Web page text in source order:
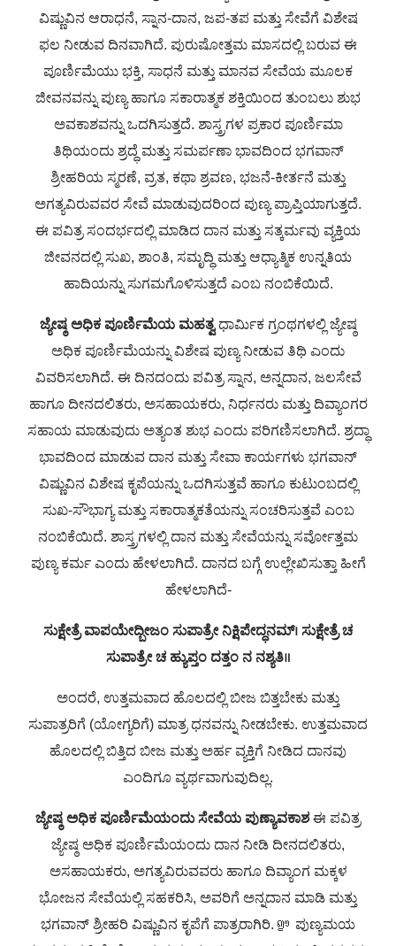
ವಿಷ್ಣುವಿನ ಆರಾಧನೆ, ಸ್ನಾನ-ದಾನ, ಜಪ-ತಪ ಮತ್ತು ಸೇವೆಗೆ ವಿಶೇಷ
ಫಲ ನೀಡುವ ದಿನವಾಗಿದೆ. ಪುರುಷೋತ್ತಮ ಮಾಸದಲ್ಲಿ ಬರುವ ಈ
ಪೂರ್ಣಿಮೆಯು ಭಕ್ತಿ, ಸಾಧನೆ ಮತ್ತು ಮಾನವ ಸೇವೆಯ ಮೂಲಕ
ಜೀವನವನ್ನು ಪುಣ್ಯ ಹಾಗೂ ಸಕಾರಾತ್ಮಕ ಶಕ್ತಿಯಿಂದ ತುಂಬಲು ಶುಭ
ಅವಕಾಶವನ್ನು ಒದಗಿಸುತ್ತದೆ. ಶಾಸ್ತ್ರಗಳ ಪ್ರಕಾರ ಪೂರ್ಣಿಮಾ
ತಿಥಿಯಂದು ಶ್ರದ್ಧೆ ಮತ್ತು ಸಮರ್ಪಣಾ ಭಾವದಿಂದ ಭಗವಾನ್
ಶ್ರೀಹರಿಯ ಸ್ಮರಣೆ, ವ್ರತ, ಕಥಾ ಶ್ರವಣ, ಭಜನೆ-ಕೀರ್ತನೆ ಮತ್ತು
ಅಗತ್ಯವಿರುವವರ ಸೇವೆ ಮಾಡುವುದರಿಂದ ಪುಣ್ಯ ಪ್ರಾಪ್ತಿಯಾಗುತ್ತದೆ.
ಈ ಪವಿತ್ರ ಸಂದರ್ಭದಲ್ಲಿ ಮಾಡಿದ ದಾನ ಮತ್ತು ಸತ್ಕರ್ಮವು ವ್ಯಕ್ತಿಯ
ಜೀವನದಲ್ಲಿ ಸುಖ, ಶಾಂತಿ, ಸಮೃದ್ಧಿ ಮತ್ತು ಆಧ್ಯಾತ್ಮಿಕ ಉನ್ನತಿಯ
ಹಾದಿಯನ್ನು ಸುಗಮಗೊಳಿಸುತ್ತದೆ ಎಂಬ ನಂಬಿಕೆಯಿದೆ.
ಜ್ಯೇಷ್ಠ ಅಧಿಕ ಪೂರ್ಣಿಮೆಯ ಮಹತ್ವಧಾರ್ಮಿಕ ಗ್ರಂಥಗಳಲ್ಲಿ ಜ್ಯೇಷ್ಠ
ಅಧಿಕ ಪೂರ್ಣಿಮೆಯನ್ನು ವಿಶೇಷ ಪುಣ್ಯ ನೀಡುವ ತಿಥಿ ಎಂದು
ವಿವರಿಸಲಾಗಿದೆ. ಈ ದಿನದಂದು ಪವಿತ್ರ ಸ್ನಾನ, ಅನ್ನದಾನ, ಜಲಸೇವೆ
ಹಾಗೂ ದೀನದಲಿತರು, ಅಸಹಾಯಕರು, ನಿರ್ಧನರು ಮತ್ತು ದಿವ್ಯಾಂಗರ
ಸಹಾಯ ಮಾಡುವುದು ಅತ್ಯಂತ ಶುಭ ಎಂದು ಪರಿಗಣಿಸಲಾಗಿದೆ. ಶ್ರದ್ಧಾ
ಭಾವದಿಂದ ಮಾಡುವ ದಾನ ಮತ್ತು ಸೇವಾ ಕಾರ್ಯಗಳು ಭಗವಾನ್
ವಿಷ್ಣುವಿನ ವಿಶೇಷ ಕೃಪೆಯನ್ನು ಒದಗಿಸುತ್ತವೆ ಹಾಗೂ ಕುಟುಂಬದಲ್ಲಿ
ಸುಖ-ಸೌಭಾಗ್ಯ ಮತ್ತು ಸಕಾರಾತ್ಮಕತೆಯನ್ನು ಸಂಚರಿಸುತ್ತವೆ ಎಂಬ
ನಂಬಿಕೆಯಿದೆ. ಶಾಸ್ತ್ರಗಳಲ್ಲಿ ದಾನ ಮತ್ತು ಸೇವೆಯನ್ನು ಸರ್ವೋತ್ತಮ
ಪುಣ್ಯ ಕರ್ಮ ಎಂದು ಹೇಳಲಾಗಿದೆ. ದಾನದ ಬಗ್ಗೆ ಉಲ್ಲೇಖಿಸುತ್ತಾ ಹೀಗೆ
ಹೇಳಲಾಗಿದೆ-
ಸುಕ್ಷೇತ್ರೆ ವಾಪಯೇದ್ಬೀಜಂ ಸುಪಾತ್ರೇ ನಿಕ್ಷಿಪೇದ್ಧನಮ್‌। ಸುಕ್ಷೇತ್ರೆ ಚ
ಸುಪಾತ್ರೇ ಚ ಹ್ಯುಪ್ತಂ ದತ್ತಂ ನ ನಶ್ಯತಿ॥
ಅಂದರೆ, ಉತ್ತಮವಾದ ಹೊಲದಲ್ಲಿ ಬೀಜ ಬಿತ್ತಬೇಕು ಮತ್ತು
ಸುಪಾತ್ರರಿಗೆ (ಯೋಗ್ಯರಿಗೆ) ಮಾತ್ರ ಧನವನ್ನು ನೀಡಬೇಕು. ಉತ್ತಮವಾದ
ಹೊಲದಲ್ಲಿ ಬಿತ್ತಿದ ಬೀಜ ಮತ್ತು ಅರ್ಹ ವ್ಯಕ್ತಿಗೆ ನೀಡಿದ ದಾನವು
ಎಂದಿಗೂ ವ್ಯರ್ಥವಾಗುವುದಿಲ್ಲ.
ಜ್ಯೇಷ್ಠ ಅಧಿಕ ಪೂರ್ಣಿಮೆಯಂದು ಸೇವೆಯ ಪುಣ್ಯಾವಕಾಶಈ ಪವಿತ್ರ
ಜ್ಯೇಷ್ಠ ಅಧಿಕ ಪೂರ್ಣಿಮೆಯಂದು ದಾನ ನೀಡಿ ದೀನದಲಿತರು,
ಅಸಹಾಯಕರು, ಅಗತ್ಯವಿರುವವರು ಹಾಗೂ ದಿವ್ಯಾಂಗ ಮಕ್ಕಳ
ಭೋಜನ ಸೇವೆಯಲ್ಲಿ ಸಹಕರಿಸಿ, ಅವರಿಗೆ ಅನ್ನದಾನ ಮಾಡಿ ಮತ್ತು
ಭಗವಾನ್ ಶ್ರೀಹರಿ ವಿಷ್ಣುವಿನ ಕೃಪೆಗೆ ಪಾತ್ರರಾಗಿರಿ. ഈ ಪುಣ್ಯಮಯ